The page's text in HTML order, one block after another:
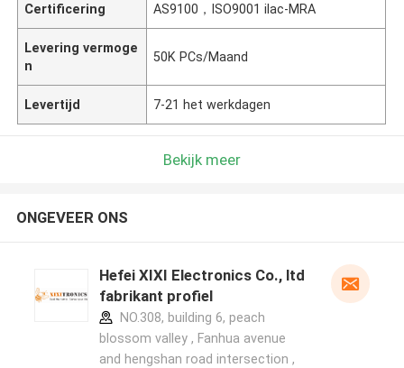
Certificering AS9100，ISO9001 ilac-MRA
Levering vermoge
n
50K PCs/Maand
Levertijd 7-21 het werkdagen
Bekijk meer
ONGEVEER ONS
Hefei XIXI Electronics Co., ltd
fabrikant profiel
NO.308, building 6, peach
blossom valley , Fanhua avenue
and hengshan road intersection ,